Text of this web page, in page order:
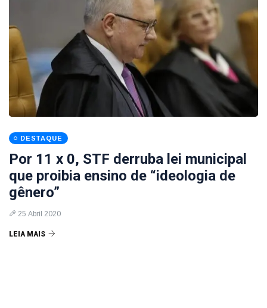
DESTAQUE
Por 11 x 0, STF derruba lei municipal
que proibia ensino de “ideologia de
gênero”
25 Abril 2020
LEIA MAIS